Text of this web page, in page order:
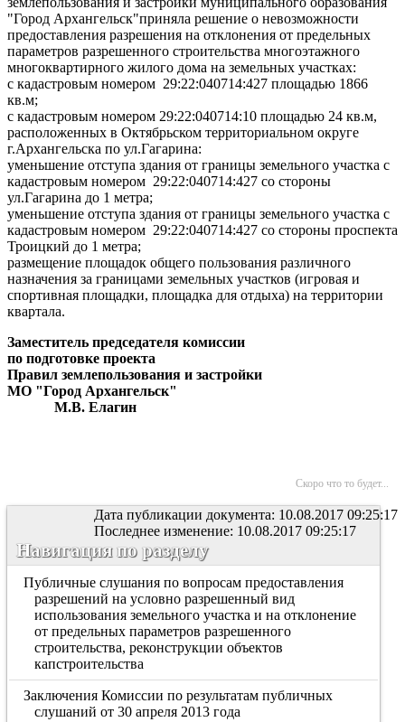
"Город Архангельск"приняла решение о невозможности
предоставления разрешения на отклонения от предельных
параметров разрешенного строительства многоэтажного
многоквартирного жилого дома на земельных участках:
с кадастровым номером 29:22:040714:427 площадью 1866
кв.м;
с кадастровым номером 29:22:040714:10 площадью 24 кв.м,
расположенных в Октябрьском территориальном округе
г.Архангельска по ул.Гагарина:
уменьшение отступа здания от границы земельного участка с
кадастровым номером 29:22:040714:427 со стороны
ул.Гагарина до 1 метра;
уменьшение отступа здания от границы земельного участка с
кадастровым номером 29:22:040714:427 со стороны проспекта
Троицкий до 1 метра;
размещение площадок общего пользования различного
назначения за границами земельных участков (игровая и
спортивная площадки, площадка для отдыха) на территории
квартала.
Заместитель председателя комиссии
по подготовке проекта
Правил землепользования и застройки
МО "Город Архангельск"
М.В. Елагин
Скоро что то будет...
Дата публикации документа: 10.08.2017 09:25:17
Последнее изменение: 10.08.2017 09:25:17
Навигация по разделу
Публичные слушания по вопросам предоставления
разрешений на условно разрешенный вид
использования земельного участка и на отклонение
от предельных параметров разрешенного
строительства, реконструкции объектов
капстроительства
Заключения Комиссии по результатам публичных
слушаний от 30 апреля 2013 года